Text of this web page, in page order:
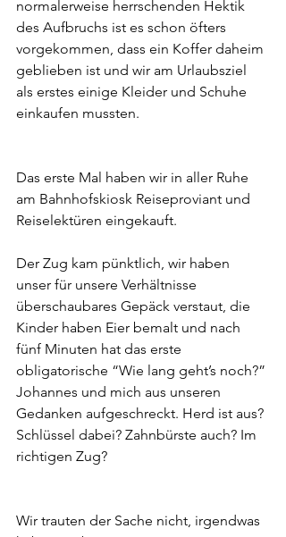
normalerweise herrschenden Hektik
des Aufbruchs ist es schon öfters
vorgekommen, dass ein Koffer daheim
geblieben ist und wir am Urlaubsziel
als erstes einige Kleider und Schuhe
einkaufen mussten.
Das erste Mal haben wir in aller Ruhe
am Bahnhofskiosk Reiseproviant und
Reiselektüren eingekauft.
Der Zug kam pünktlich, wir haben
unser für unsere Verhältnisse
überschaubares Gepäck verstaut, die
Kinder haben Eier bemalt und nach
fünf Minuten hat das erste
obligatorische “Wie lang geht’s noch?”
Johannes und mich aus unseren
Gedanken aufgeschreckt. Herd ist aus?
Schlüssel dabei? Zahnbürste auch? Im
richtigen Zug?
Wir trauten der Sache nicht, irgendwas